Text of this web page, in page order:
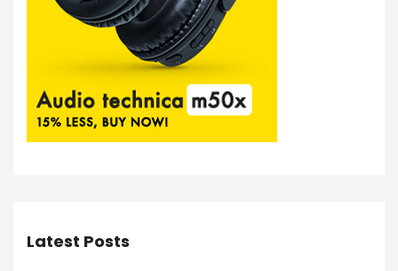
Latest Posts